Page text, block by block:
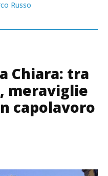
Russo
Chiara: tra
meraviglie
capolavoro